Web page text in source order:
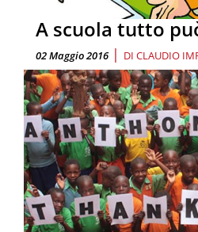
A scuola tutto
02 Maggio 2016 | DI CLAUDIO